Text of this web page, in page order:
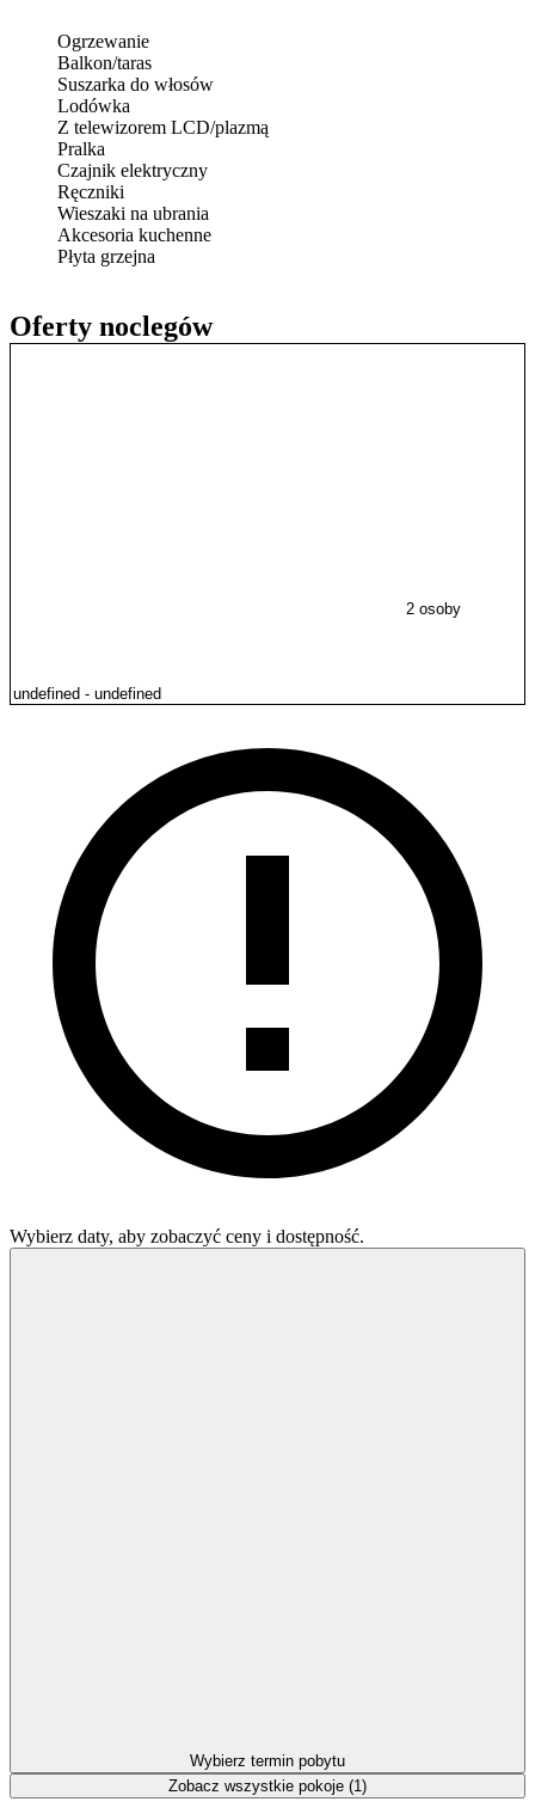
Oferty noclegów
2 osoby
Wybierz daty, aby zobaczyć ceny i dostępność.
Wybierz termin pobytu
Zobacz wszystkie pokoje (1)
Ogrzewanie
Balkon/taras
Suszarka do włosów
Lodówka
Z telewizorem LCD/plazmą
Pralka
Czajnik elektryczny
Ręczniki
Wieszaki na ubrania
Akcesoria kuchenne
Płyta grzejna